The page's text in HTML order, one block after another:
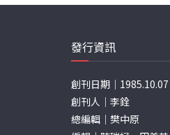
發行資訊
創刊日期｜1985.10.07
創刊人｜李銓
總編輯｜樊中原